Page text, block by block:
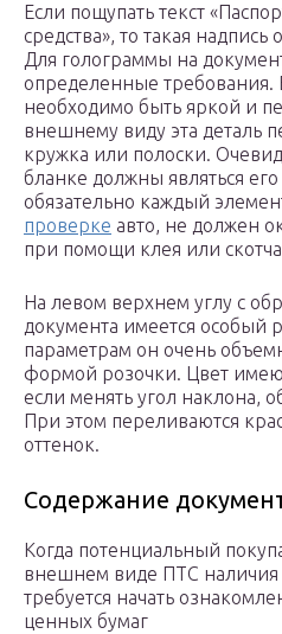
Если пощупать текст
средства», то такая
Для голограммы на
определенные требования.
необходимо быть яркой и
внешнему виду эта деталь
кружка или полоски.
бланке должны являться
обязательно каждый
проверке авто, не должен
при помощи клея или
На левом верхнем углу с
документа имеется особый
параметрам он очень
формой розочки. Цвет
если менять угол наклона,
При этом переливаются
оттенок.
Содержание
Когда потенциальный
внешнем виде ПТС наличия
требуется начать
ценных бумаг